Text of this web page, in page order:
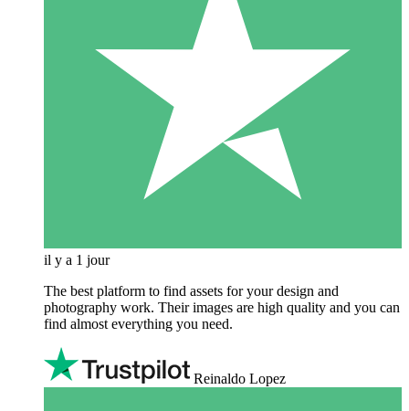
il y a 1 jour
The best platform to find assets for your design and
photography work. Their images are high quality and you can
find almost everything you need.
Reinaldo Lopez